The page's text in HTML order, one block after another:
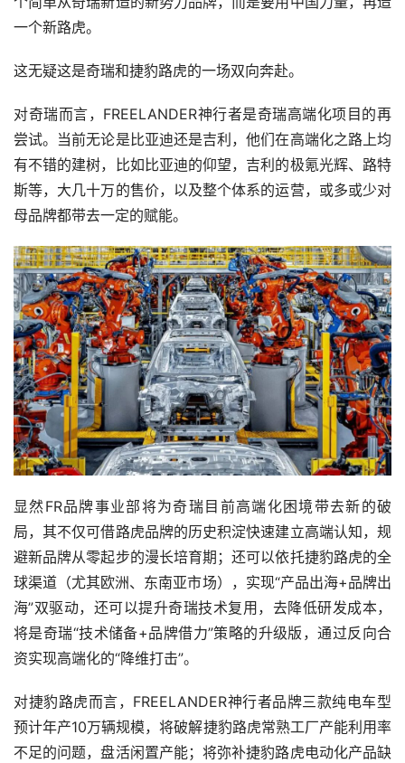
一个新路虎。
这无疑这是奇瑞和捷豹路虎的一场双向奔赴。
对奇瑞而言，FREELANDER神行者是奇瑞高端化项目的再
尝试。当前无论是比亚迪还是吉利，他们在高端化之路上均
有不错的建树，比如比亚迪的仰望，吉利的极氪光辉、路特
斯等，大几十万的售价，以及整个体系的运营，或多或少对
母品牌都带去一定的赋能。
显然FR品牌事业部将为奇瑞目前高端化困境带去新的破
局，其不仅可借路虎品牌的历史积淀快速建立高端认知，规
避新品牌从零起步的漫长培育期；还可以依托捷豹路虎的全
球渠道（尤其欧洲、东南亚市场），实现“产品出海+品牌出
海”双驱动，还可以提升奇瑞技术复用，去降低研发成本，
将是奇瑞“技术储备+品牌借力”策略的升级版，通过反向合
资实现高端化的“降维打击”。
对捷豹路虎而言，FREELANDER神行者品牌三款纯电车型
预计年产10万辆规模，将破解捷豹路虎常熟工厂产能利用率
不足的问题，盘活闲置产能；将弥补捷豹路虎电动化产品缺